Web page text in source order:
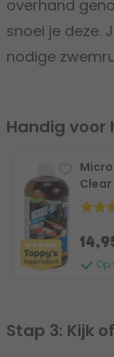
overhand
snoei je deze.
nodige
Handig voor
Clear
Stap 3: Kijk